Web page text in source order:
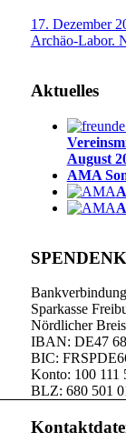
17. Dezember
Archäo-Labor.
Aktuelles
August
AMA
Bankverbindung
Sparkasse
Nördlicher
IBAN: DE47
BIC:
Konto: 100 111
BLZ: 680 501